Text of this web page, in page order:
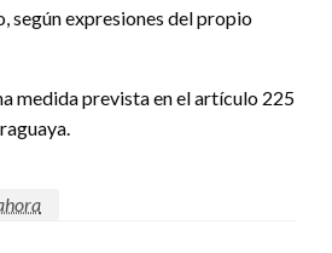
según expresiones del propio
medida prevista en el artículo 225